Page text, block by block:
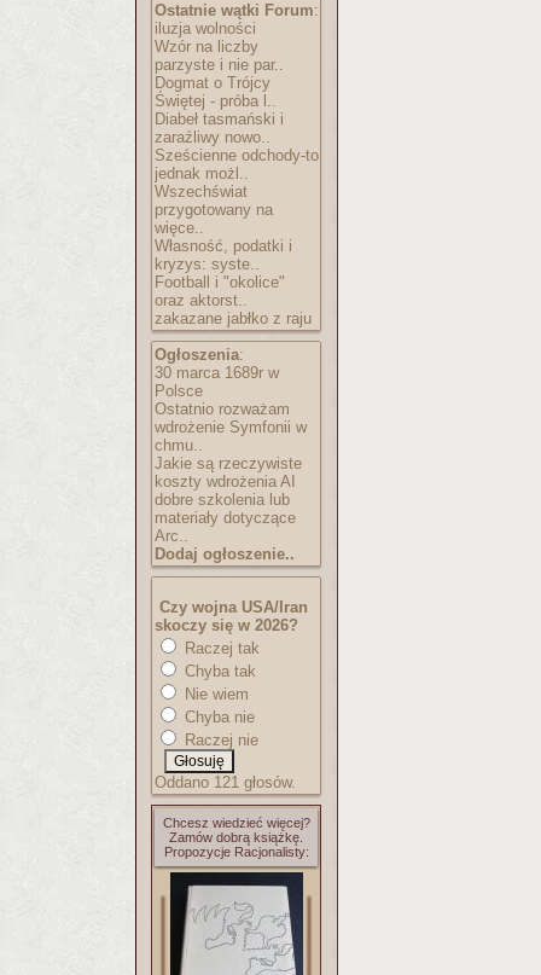
Ostatnie wątki Forum:
iluzja wolności
Wzór na liczby
parzyste i nie par..
Dogmat o Trójcy
Świętej - próba l..
Diabeł tasmański i
zaraźliwy nowo..
Sześcienne odchody-to
jednak możl..
Wszechświat
przygotowany na
więce..
Własność, podatki i
kryzys: syste..
Football i "okolice"
oraz aktorst..
zakazane jabłko z raju
Ogłoszenia:
30 marca 1689r w
Polsce
Ostatnio rozważam
wdrożenie Symfonii w
chmu..
Jakie są rzeczywiste
koszty wdrożenia AI
dobre szkolenia lub
materiały dotyczące
Arc..
Dodaj ogłoszenie..
Czy wojna USA/Iran
skoczy się w 2026?
Raczej tak
Chyba tak
Nie wiem
Chyba nie
Raczej nie
Oddano 121 głosów.
Chcesz wiedzieć więcej?
Zamów dobrą książkę.
Propozycje Racjonalisty: